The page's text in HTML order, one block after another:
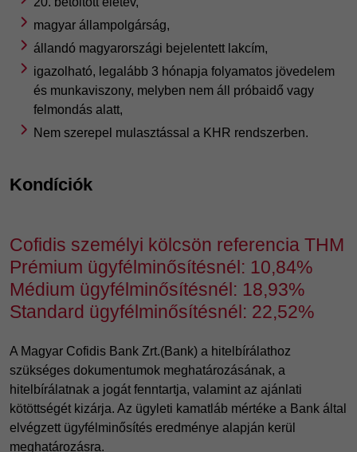
magyar állampolgárság,
állandó magyarországi bejelentett lakcím,
igazolható, legalább 3 hónapja folyamatos jövedelem
és munkaviszony, melyben nem áll próbaidő vagy
felmondás alatt,
Nem szerepel mulasztással a KHR rendszerben.
Kondíciók
Cofidis személyi kölcsön referencia THM
Prémium ügyfélminősítésnél: 10,84%
Médium ügyfélminősítésnél: 18,93%
Standard ügyfélminősítésnél: 22,52%
A Magyar Cofidis Bank Zrt.(Bank) a hitelbírálathoz
szükséges dokumentumok meghatározásának, a
hitelbírálatnak a jogát fenntartja, valamint az ajánlati
kötöttségét kizárja. Az ügyleti kamatláb mértéke a Bank által
elvégzett ügyfélminősítés eredménye alapján kerül
meghatározásra.